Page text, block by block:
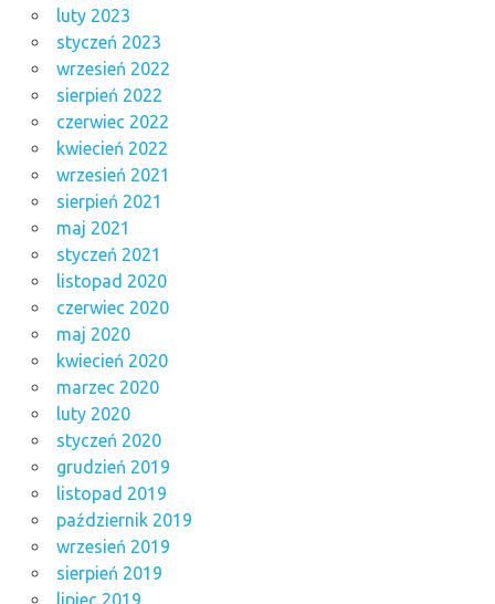
luty 2023
styczeń 2023
wrzesień 2022
sierpień 2022
czerwiec 2022
kwiecień 2022
wrzesień 2021
sierpień 2021
maj 2021
styczeń 2021
listopad 2020
czerwiec 2020
maj 2020
kwiecień 2020
marzec 2020
luty 2020
styczeń 2020
grudzień 2019
listopad 2019
październik 2019
wrzesień 2019
sierpień 2019
lipiec 2019